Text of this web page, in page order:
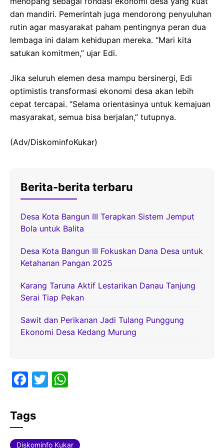
dan mandiri. Pemerintah juga mendorong penyuluhan
rutin agar masyarakat paham pentingnya peran dua
lembaga ini dalam kehidupan mereka. “Mari kita
satukan komitmen,” ujar Edi.
Jika seluruh elemen desa mampu bersinergi, Edi
optimistis transformasi ekonomi desa akan lebih
cepat tercapai. “Selama orientasinya untuk kemajuan
masyarakat, semua bisa berjalan,” tutupnya.
(Adv/DiskominfoKukar)
Berita-berita terbaru
Desa Kota Bangun III Terapkan Sistem Jemput
Bola untuk Balita
Desa Kota Bangun III Fokuskan Dana Desa untuk
Ketahanan Pangan 2025
Karang Taruna Aktif Lestarikan Danau Tanjung
Serai Tiap Pekan
Sawit dan Perikanan Jadi Tulang Punggung
Ekonomi Desa Kedang Murung
F
c
e
b
T
A
Tags
Diskominfo Kukar